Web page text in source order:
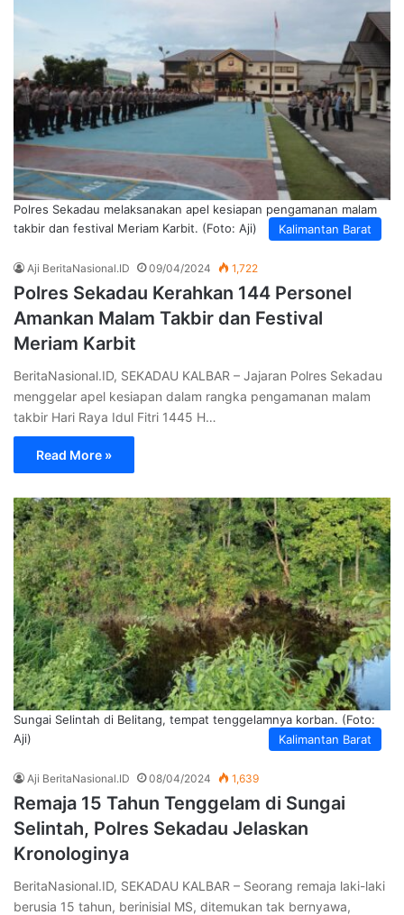
Kalimantan Barat
Polres Sekadau melaksanakan apel kesiapan pengamanan malam
takbir dan festival Meriam Karbit. (Foto: Aji)
Aji BeritaNasional.ID 09/04/2024 1,722
Polres Sekadau Kerahkan 144 Personel
Amankan Malam Takbir dan Festival
Meriam Karbit
BeritaNasional.ID, SEKADAU KALBAR – Jajaran Polres Sekadau
menggelar apel kesiapan dalam rangka pengamanan malam
takbir Hari Raya Idul Fitri 1445 H…
Read More »
Kalimantan Barat
Sungai Selintah di Belitang, tempat tenggelamnya korban. (Foto:
Aji)
Aji BeritaNasional.ID 08/04/2024 1,639
Remaja 15 Tahun Tenggelam di Sungai
Selintah, Polres Sekadau Jelaskan
Kronologinya
BeritaNasional.ID, SEKADAU KALBAR – Seorang remaja laki-laki
berusia 15 tahun, berinisial MS, ditemukan tak bernyawa,